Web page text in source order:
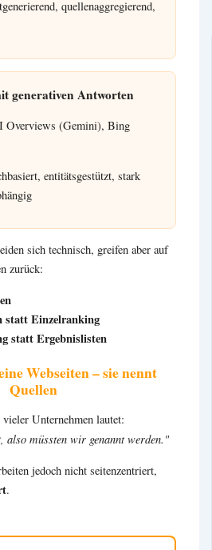
quellenaggregierend,
generativen Antworten
Overviews (Gemini), Bing
entitätsgestützt, stark
sich technisch, greifen aber auf
zurück:
statt Einzelranking
statt Ergebnislisten
Webseiten – sie nennt
Quellen
Unternehmen lautet:
also müssten wir genannt werden."
jedoch nicht seitenzentriert,
.